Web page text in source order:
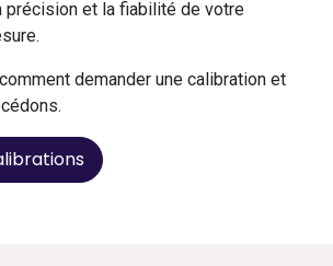
précision et la fiabilité de votre
demander une calibration et